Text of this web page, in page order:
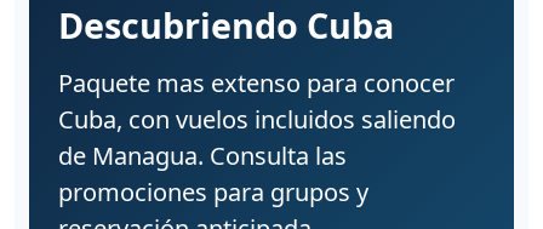
Descubriendo Cuba
Paquete mas extenso para conocer
Cuba, con vuelos incluidos saliendo
de Managua. Consulta las
promociones para grupos y